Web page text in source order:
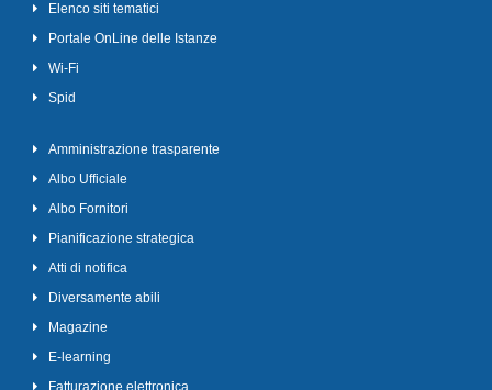
Elenco siti tematici
Portale OnLine delle Istanze
Wi-Fi
Spid
Amministrazione trasparente
Albo Ufficiale
Albo Fornitori
Pianificazione strategica
Atti di notifica
Diversamente abili
Magazine
E-learning